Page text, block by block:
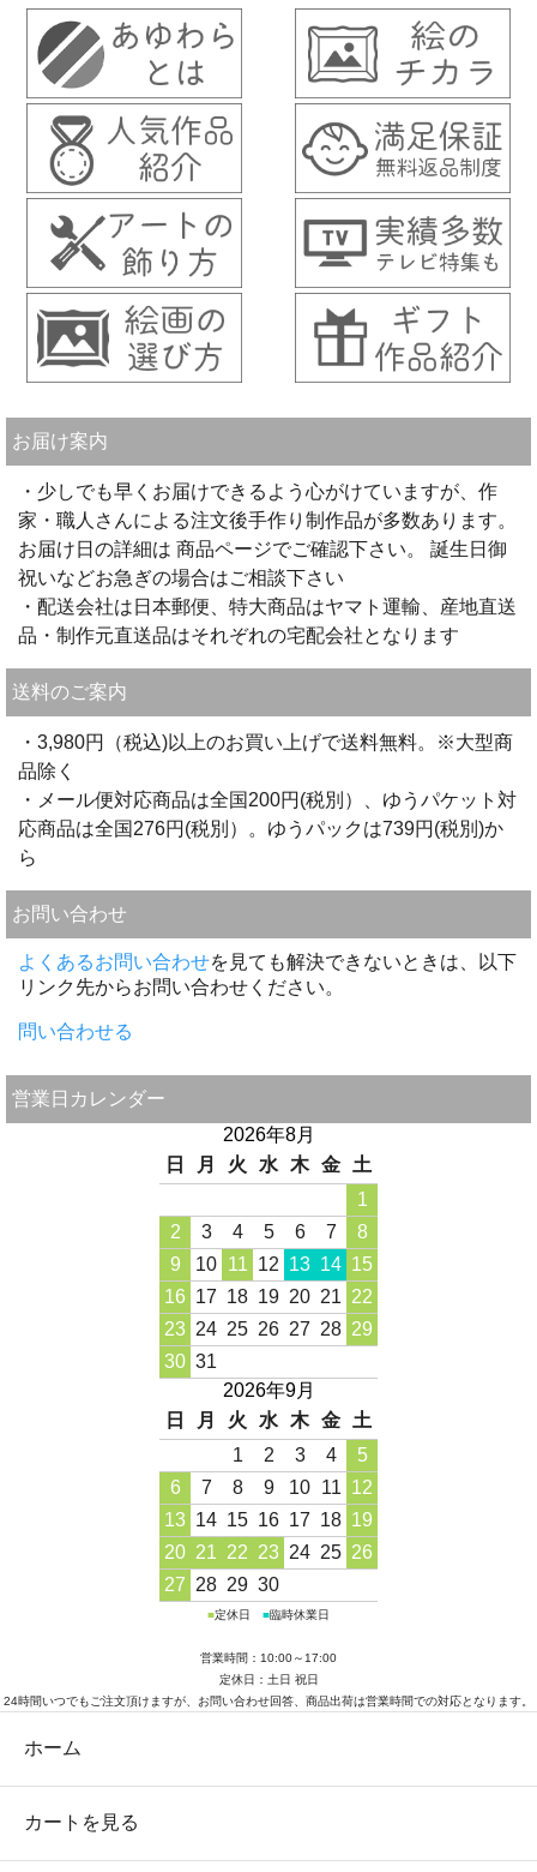
お届け案内
・少しでも早くお届けできるよう心がけていますが、作
家・職人さんによる注文後手作り制作品が多数あります。
お届け日の詳細は 商品ページでご確認下さい。 誕生日御
祝いなどお急ぎの場合はご相談下さい
・配送会社は日本郵便、特大商品はヤマト運輸、産地直送
品・制作元直送品はそれぞれの宅配会社となります
送料のご案内
・3,980円（税込)以上のお買い上げで送料無料。※大型商
品除く
・メール便対応商品は全国200円(税別）、ゆうパケット対
応商品は全国276円(税別）。ゆうパックは739円(税別)か
ら
お問い合わせ
よくあるお問い合わせを見ても解決できないときは、以下
リンク先からお問い合わせください。
問い合わせる
営業日カレンダー
2026年8月
日
月 火 水 木 金
土
1
2
3 4 5 6 7
8
9
10 11 12 13 14 15
16 17 18 19 20 21 22
23 24 25 26 27 28 29
30 31
2026年9月
日
月 火 水 木 金
土
1
2 3 4
5
6
7 8 9 10 11 12
13 14 15 16 17 18 19
20 21 22 23 24 25 26
27 28 29 30
■定休日 ■臨時休業日
営業時間：10:00～17:00
定休日：土日 祝日
24時間いつでもご注文頂けますが、お問い合わせ回答、商品出荷は営業時間での対応となります。
ホーム
カートを見る